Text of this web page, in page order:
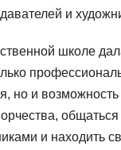
и
школе
но и возможность
общаться
и находить